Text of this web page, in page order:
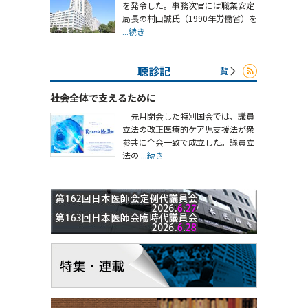
を発令した。事務次官には職業安定
局長の村山誠氏（1990年労働省）を
...続き
聴診記 一覧
社会全体で支えるために
先月閉会した特別国会では、議員
立法の改正医療的ケア児支援法が衆
参共に全会一致で成立した。議員立
法の ...続き